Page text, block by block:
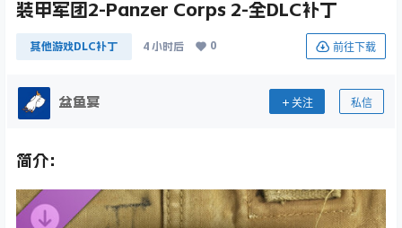
装甲军团2-Panzer Corps 2-全DLC补丁
其他游戏DLC补丁 4 小时后 0 前往下载
盆鱼宴 关注 私信
简介：